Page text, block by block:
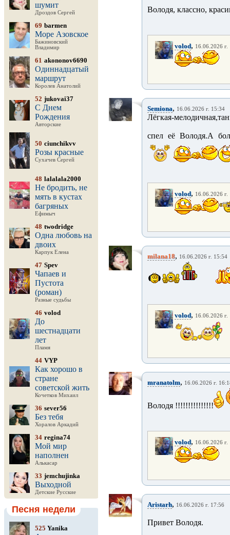
шумит
Дроздов Сергей
69 barmen
Море Азовское
Бажиновский
Владимир
61 akononov6690
Одиннадцатый
маршрут
Королев Анатолий
52 jukovai37
С Днем
Рождения
Авторские
50 ciunchikvv
Розы красные
Сухачев Сергей
48 lalalala2000
Не бродить, не
мять в кустах
багряных
Ефимыч
48 twodridge
Одна любовь на
двоих
Карпук Елена
47 Spev
Чапаев и
Пустота
(роман)
Разные судьбы
46 volod
До
шестнадцати
лет
Пламя
44 VYP
Как хорошо в
стране
советской жить
Кочетков Михаил
36 sever56
Без тебя
Хоралов Аркадий
34 regina74
Мой мир
наполнен
Алькасар
33 jemchujinka
Выходной
Детские Русские
Песня недели
525 Yanika
Володя, классно,
volod, 16.06.2026 г.
Semiona, 16.06.2026 г. 15:34
Лёгкая-
спел её Володя.А
volod, 16.06.2026 г.
milana18, 16.06.2026 г. 15:54
volod, 16.06.2026 г.
mranatolm, 16.06.2026 г.
Володя !!!!!!!!!!!!!!!
volod, 16.06.2026 г.
Aristarh, 16.06.2026 г. 17:56
Привет Володя.